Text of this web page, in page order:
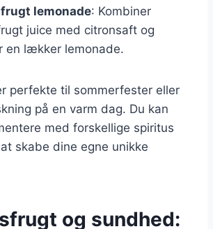
lemonade: Kombiner
juice med citronsaft og
en lækker lemonade.
perfekte til sommerfester eller
på en varm dag. Du kan
med forskellige spiritus
skabe dine egne unikke
og sundhed: